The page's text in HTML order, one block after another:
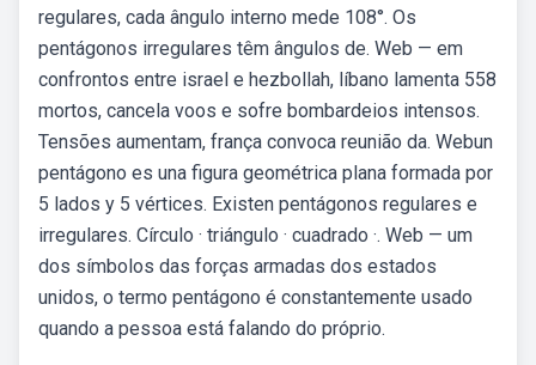
regulares, cada ângulo interno mede 108°. Os
pentágonos irregulares têm ângulos de. Web — em
confrontos entre israel e hezbollah, líbano lamenta 558
mortos, cancela voos e sofre bombardeios intensos.
Tensões aumentam, frança convoca reunião da. Webun
pentágono es una figura geométrica plana formada por
5 lados y 5 vértices. Existen pentágonos regulares e
irregulares. Círculo · triángulo · cuadrado ·. Web — um
dos símbolos das forças armadas dos estados
unidos, o termo pentágono é constantemente usado
quando a pessoa está falando do próprio.